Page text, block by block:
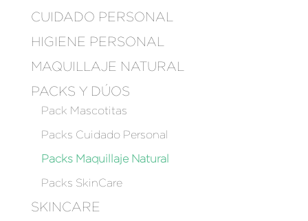
CUIDADO PERSONAL
HIGIENE PERSONAL
MAQUILLAJE NATURAL
PACKS Y DÚOS
Pack Mascotitas
Packs Cuidado Personal
Packs Maquillaje Natural
Packs SkinCare
SKINCARE